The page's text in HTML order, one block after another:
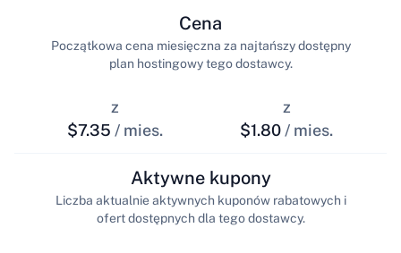
z
$7.35 / mies.
Cena
Początkowa cena miesięczna za najtańszy dostępny
plan hostingowy tego dostawcy.
z
$1.80 / mies.
Aktywne kupony
Liczba aktualnie aktywnych kuponów rabatowych i
ofert dostępnych dla tego dostawcy.